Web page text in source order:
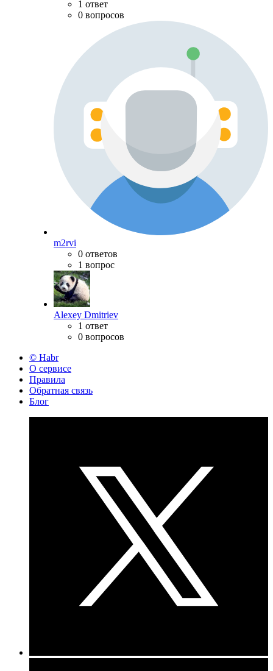
1 ответ
0 вопросов
m2rvi
0 ответов
1 вопрос
Alexey Dmitriev
1 ответ
0 вопросов
© Habr
О сервисе
Правила
Обратная связь
Блог